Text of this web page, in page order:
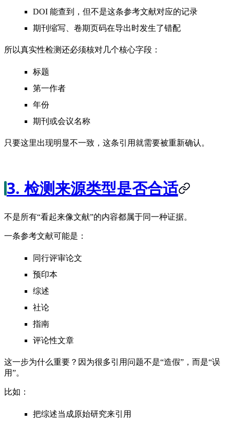
DOI 能查到，但不是这条参考文献对应的记录
期刊缩写、卷期页码在导出时发生了错配
所以真实性检测还必须核对几个核心字段：
标题
第一作者
年份
期刊或会议名称
只要这里出现明显不一致，这条引用就需要被重新确认。
3. 检测来源类型是否合适
不是所有“看起来像文献”的内容都属于同一种证据。
一条参考文献可能是：
同行评审论文
预印本
综述
社论
指南
评论性文章
这一步为什么重要？因为很多引用问题不是“造假”，而是“误
用”。
比如：
把综述当成原始研究来引用